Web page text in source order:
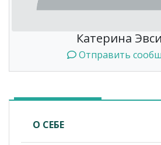
Катерина
Отправить
О СЕБЕ